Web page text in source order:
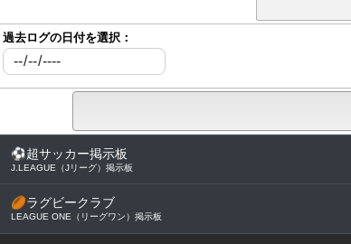
過去ログの日付を選択：
⚽超サッカー掲示板
J.LEAGUE（Jリーグ）掲示板
🏉ラグビークラブ
LEAGUE ONE（リーグワン）掲示板